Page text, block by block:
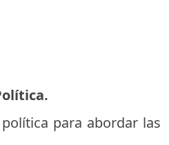
para abordar las